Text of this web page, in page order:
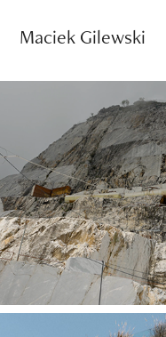
Maciek Gilewski
Shona